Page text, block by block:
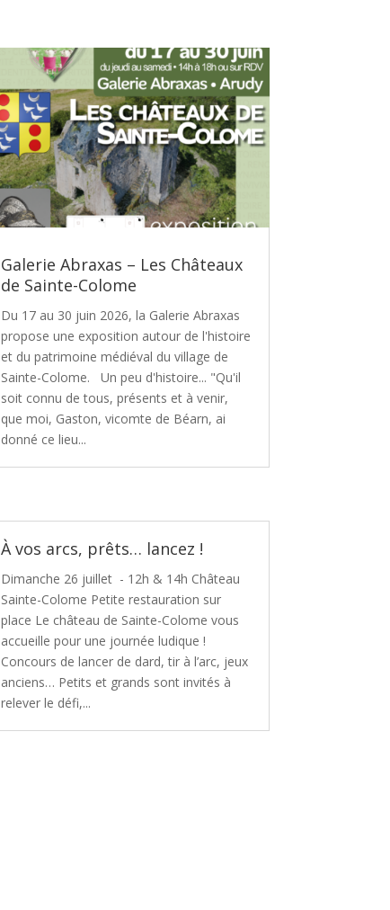
Galerie Abraxas – Les Châteaux
de Sainte-Colome
Du 17 au 30 juin 2026, la Galerie Abraxas
propose une exposition autour de l'histoire
et du patrimoine médiéval du village de
Sainte-Colome. Un peu d'histoire... "Qu'il
soit connu de tous, présents et à venir,
que moi, Gaston, vicomte de Béarn, ai
donné ce lieu...
À vos arcs, prêts… lancez !
Dimanche 26 juillet - 12h & 14h Château
Sainte-Colome Petite restauration sur
place Le château de Sainte-Colome vous
accueille pour une journée ludique !
Concours de lancer de dard, tir à l’arc, jeux
anciens… Petits et grands sont invités à
relever le défi,...